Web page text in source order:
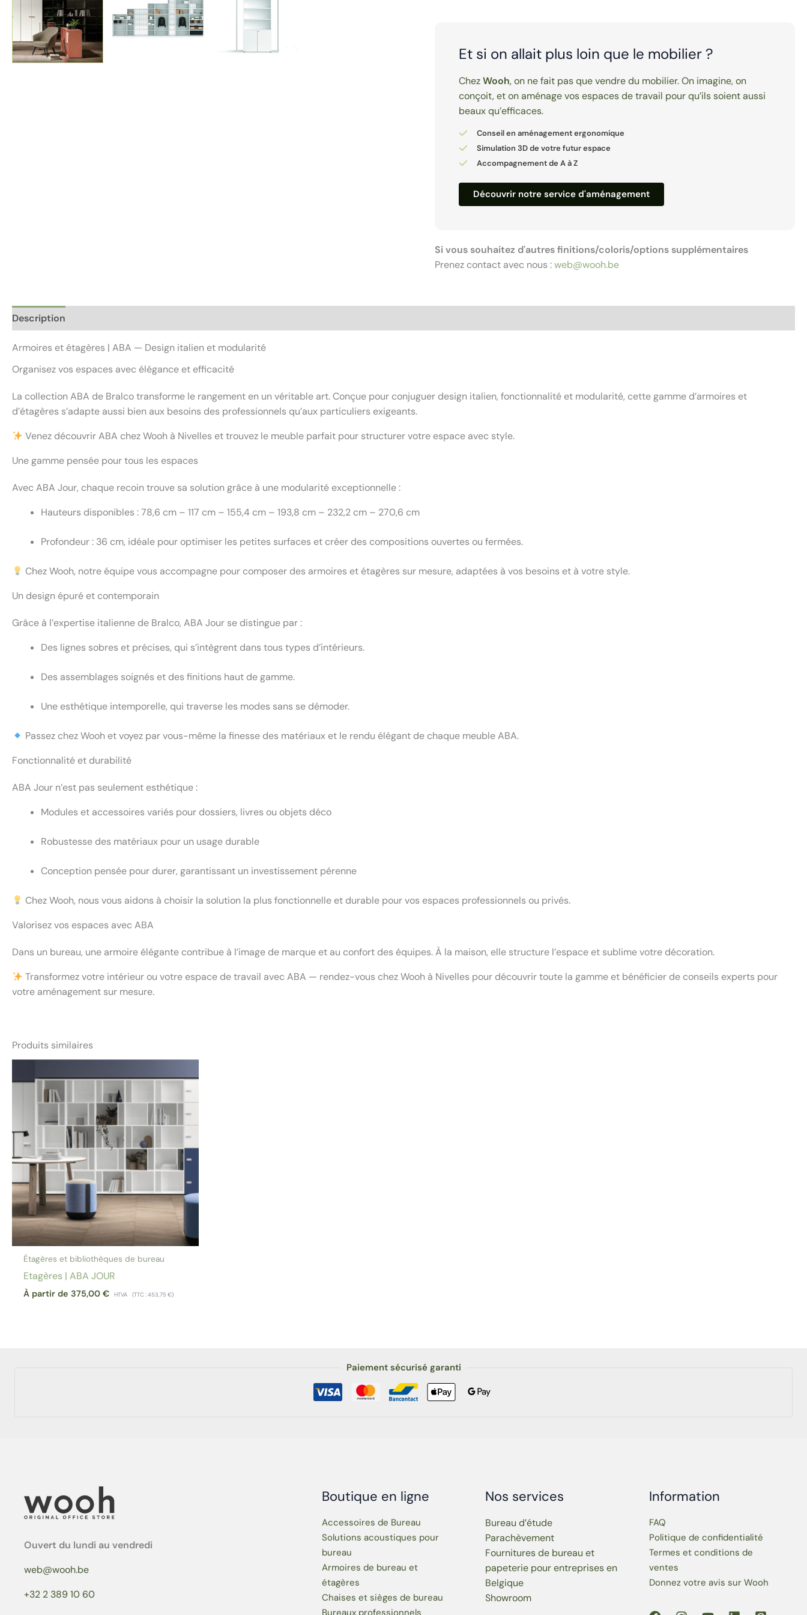
Et si on allait plus loin que le mobilier ?
ChezWooh, on ne fait pas que vendre du mobilier. On imagine, on
conçoit, et on aménage vos espaces de travail pour qu’ils soient aussi
beaux qu’efficaces.
Conseil en aménagement ergonomique
Simulation 3D de votre futur espace
Accompagnement de A à Z
Découvrir notre service d'aménagement
Si vous souhaitez d'autres finitions/coloris/options supplémentaires
Prenez contact avec nous :web@wooh.be
Description
Armoires et étagères | ABA — Design italien et modularité
Organisez vos espaces avec élégance et efficacité
La collection ABA de Bralco transforme le rangement en un véritable art. Conçue pour conjuguer design italien, fonctionnalité et modularité, cette gamme d’armoires et
d’étagères s’adapte aussi bien aux besoins des professionnels qu’aux particuliers exigeants.
Venez découvrir ABA chez Wooh à Nivelles et trouvez le meuble parfait pour structurer votre espace avec style.
Une gamme pensée pour tous les espaces
Avec ABA Jour, chaque recoin trouve sa solution grâce à une modularité exceptionnelle :
Hauteurs disponibles : 78,6 cm – 117 cm – 155,4 cm – 193,8 cm – 232,2 cm – 270,6 cm
Profondeur : 36 cm, idéale pour optimiser les petites surfaces et créer des compositions ouvertes ou fermées.
Chez Wooh, notre équipe vous accompagne pour composer des armoires et étagères sur mesure, adaptées à vos besoins et à votre style.
Un design épuré et contemporain
Grâce à l’expertise italienne de Bralco, ABA Jour se distingue par :
Des lignes sobres et précises, qui s’intègrent dans tous types d’intérieurs.
Des assemblages soignés et des finitions haut de gamme.
Une esthétique intemporelle, qui traverse les modes sans se démoder.
Passez chez Wooh et voyez par vous-même la finesse des matériaux et le rendu élégant de chaque meuble ABA.
Fonctionnalité et durabilité
ABA Jour n’est pas seulement esthétique :
Modules et accessoires variés pour dossiers, livres ou objets déco
Robustesse des matériaux pour un usage durable
Conception pensée pour durer, garantissant un investissement pérenne
Chez Wooh, nous vous aidons à choisir la solution la plus fonctionnelle et durable pour vos espaces professionnels ou privés.
Valorisez vos espaces avec ABA
Dans un bureau, une armoire élégante contribue à l’image de marque et au confort des équipes. À la maison, elle structure l’espace et sublime votre décoration.
Transformez votre intérieur ou votre espace de travail avec ABA — rendez-vous chez Wooh à Nivelles pour découvrir toute la gamme et bénéficier de conseils experts pour
votre aménagement sur mesure.
Produits similaires
Étagères et bibliothèques de bureau
Etagères | ABA JOUR
À partir de375,00€ HTVA (TTC :453,75€)
Paiement sécurisé garanti
Ouvert du lundi au vendredi
web@wooh.be
+32 2 389 10 60
Boutique en ligne
Accessoires de Bureau
Solutions acoustiques pour
bureau
Armoires de bureau et
étagères
Chaises et sièges de bureau
Nos services
Bureau d’étude
Parachèvement
Fournitures de bureau et
papeterie pour entreprises en
Belgique
Showroom
Information
FAQ
Politique de confidentialité
Termes et conditions de
ventes
Donnez votre avis sur Wooh